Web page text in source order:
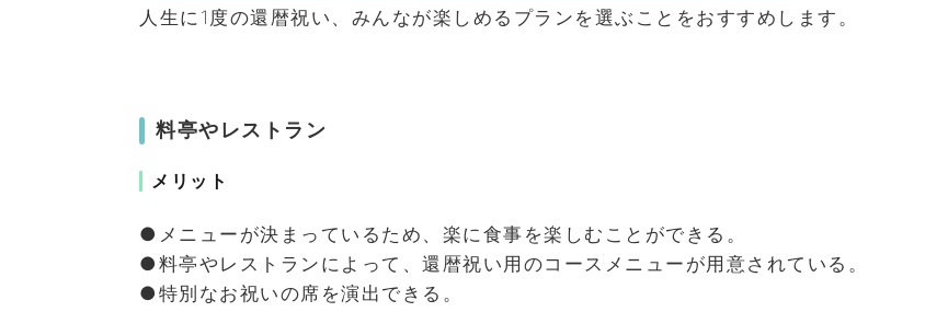
人生に1度の還暦祝い、みんなが楽しめるプランを選ぶことをおすすめします。
料亭やレストラン
メリット
●メニューが決まっているため、楽に食事を楽しむことができる。
●料亭やレストランによって、還暦祝い用のコースメニューが用意されている。
●特別なお祝いの席を演出できる。